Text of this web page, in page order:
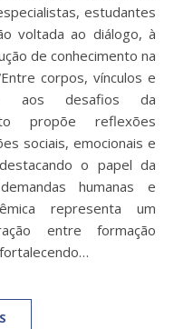
estudantes
voltada ao diálogo, à
de conhecimento na
corpos, vínculos e
aos desafios da
propõe reflexões
sociais, emocionais e
o papel da
humanas e
representa um
entre formação